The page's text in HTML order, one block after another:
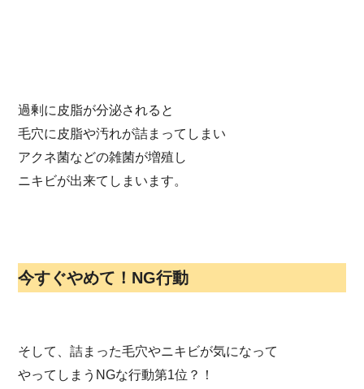
過剰に皮脂が分泌されると
毛穴に皮脂や汚れが詰まってしまい
アクネ菌などの雑菌が増殖し
ニキビが出来てしまいます。
今すぐやめて！NG行動
そして、詰まった毛穴やニキビが気になって
やってしまうNGな行動第1位？！